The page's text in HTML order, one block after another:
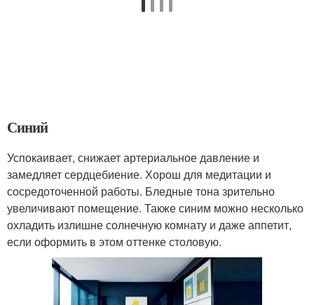
Синий
Успокаивает, снижает артериальное давление и
замедляет сердцебиение. Хорош для медитации и
сосредоточенной работы. Бледные тона зрительно
увеличивают помещение. Также синим можно несколько
охладить излишне солнечную комнату и даже аппетит,
если оформить в этом оттенке столовую.